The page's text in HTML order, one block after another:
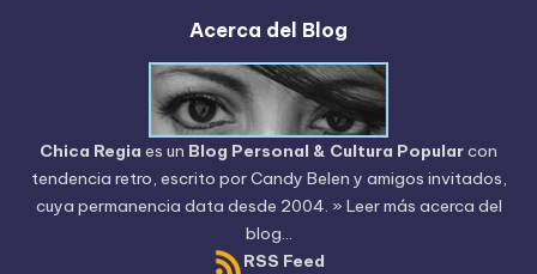
Acerca del Blog
Chica Regia es un Blog Personal & Cultura Popularcon
tendencia retro, escrito porCandy Belen y amigos invitados,
cuya permanencia data desde 2004. » Leer más acerca del
blog...
RSS Feed